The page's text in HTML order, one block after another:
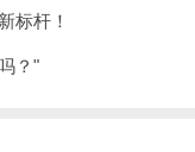
标杆！
？"